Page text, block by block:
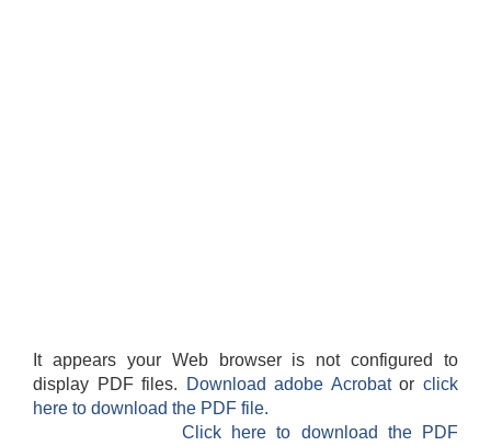
It appears your Web browser is not configured to
display PDF files.
Download adobe Acrobatorclick
here to download the PDF file.
Click here to download the PDF